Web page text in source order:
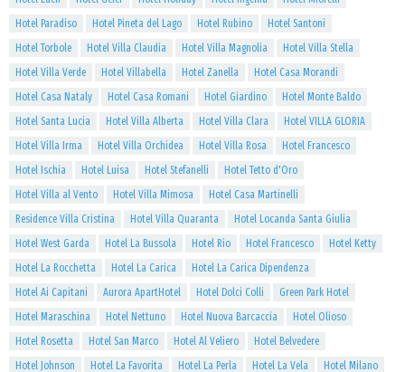
Hotel Paradiso
Hotel Pineta del Lago Hotel Rubino
Hotel Santoni
Hotel Torbole
Hotel Villa Claudia Hotel Villa Magnolia
Hotel Villa Stella
Hotel Villa Verde
Hotel Villabella Hotel Zanella
Hotel Casa Morandi
Hotel Casa Nataly
Hotel Casa Romani Hotel Giardino
Hotel Monte Baldo
Hotel Santa Lucia
Hotel Villa Alberta Hotel Villa Clara
Hotel VILLA GLORIA
Hotel Villa Irma
Hotel Villa Orchidea Hotel Villa Rosa
Hotel Francesco
Hotel Ischia
Hotel Luisa Hotel Stefanelli
Hotel Tetto d'Oro
Hotel Villa al Vento
Hotel Villa Mimosa
Hotel Casa Martinelli
Residence Villa Cristina
Hotel Villa Quaranta
Hotel Locanda Santa Giulia
Hotel West Garda
Hotel La Bussola Hotel Rio Hotel Francesco
Hotel Ketty
Hotel La Rocchetta
Hotel La Carica
Hotel La Carica Dipendenza
Hotel Ai Capitani
Aurora ApartHotel Hotel Dolci Colli
Green Park Hotel
Hotel Maraschina
Hotel Nettuno Hotel Nuova Barcaccia
Hotel Olioso
Hotel Rosetta
Hotel San Marco Hotel Al Veliero
Hotel Belvedere
Hotel Johnson
Hotel La Favorita Hotel La Perla Hotel La Vela
Hotel Milano